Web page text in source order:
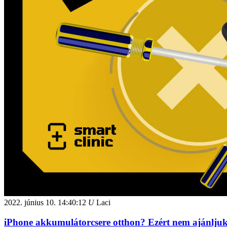
2022. június 10. 14:40:12 ULaci
iPhone akkumulátorcsere otthon? Ezért nem